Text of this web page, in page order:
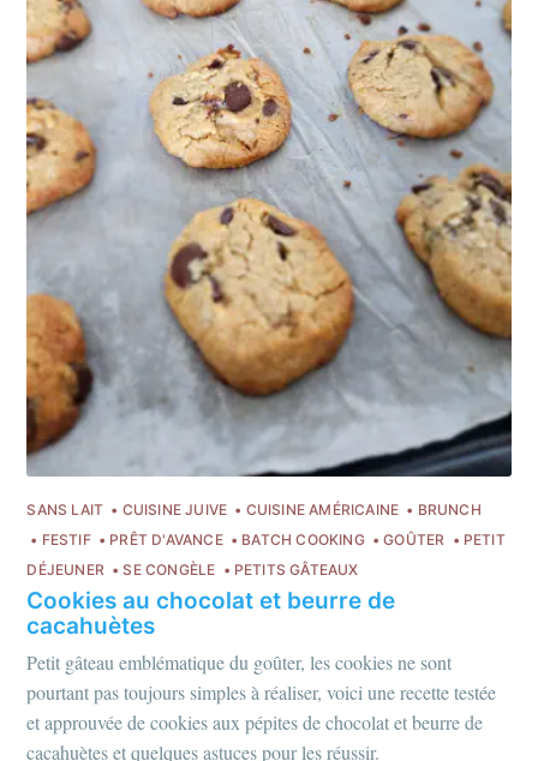
SANS LAIT CUISINE JUIVE CUISINE AMÉRICAINE
BRUNCH
FESTIF
PRÊT D'AVANCE BATCH COOKING GOÛTER
PETIT
DÉJEUNER
SE CONGÈLE PETITS GÂTEAUX
Cookies au chocolat et beurre de
cacahuètes
Petit gâteau emblématique du goûter, les cookies ne sont
pourtant pas toujours simples à réaliser, voici une recette testée
et approuvée de cookies aux pépites de chocolat et beurre de
cacahuètes et quelques astuces pour les réussir.